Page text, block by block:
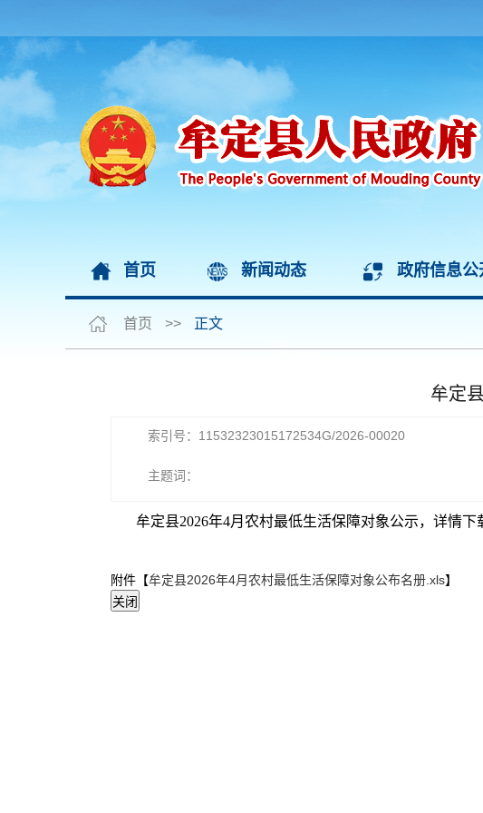
首页 新闻动态 政府信息公
首页 >> 正文
牟定
索引号：11532323015172534G/2026-00020
主题词：
牟定县2026年4月农村最低生活保障对象公示，详情下
附件【牟定县2026年4月农村最低生活保障对象公布名册.xls】